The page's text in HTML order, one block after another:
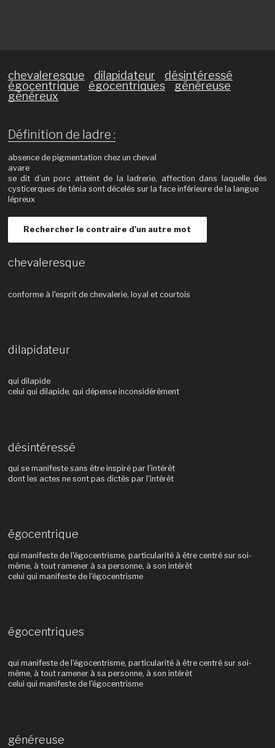
chevaleresque dilapidateur
désintéressé
égocentrique
égocentriques
généreuse
généreux
Définition de ladre :
absence de pigmentation chez un cheval
avare
se dit d’un porc atteint de la ladrerie, affection dans laquelle des
cysticerques de ténia sont décelés sur la face inférieure de la langue
lépreux
Rechercher le contraire d'un autre mot
chevaleresque
conforme à l'esprit de chevalerie, loyal et courtois
dilapidateur
qui dilapide
celui qui dilapide, qui dépense inconsidérément
désintéressé
qui se manifeste sans être inspiré par l'intérêt
dont les actes ne sont pas dictés par l'intérêt
égocentrique
qui manifeste de l'égocentrisme, particularité à être centré sur soi-
même, à tout ramener à sa personne, à son intérêt
celui qui manifeste de l'égocentrisme
égocentriques
qui manifeste de l'égocentrisme, particularité à être centré sur soi-
même, à tout ramener à sa personne, à son intérêt
celui qui manifeste de l'égocentrisme
généreuse